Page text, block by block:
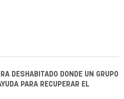
DESHABITADO DONDE UN GRUPO
PARA RECUPERAR EL